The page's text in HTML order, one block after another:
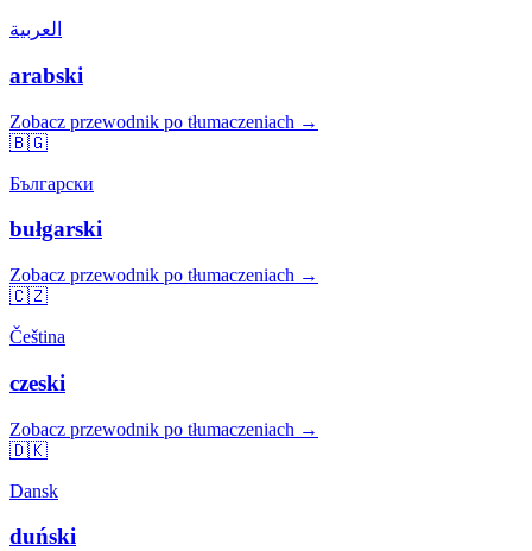
العربية
arabski
Zobacz przewodnik po tłumaczeniach →
🇧🇬
Български
bułgarski
Zobacz przewodnik po tłumaczeniach →
🇨🇿
Čeština
czeski
Zobacz przewodnik po tłumaczeniach →
🇩🇰
Dansk
duński